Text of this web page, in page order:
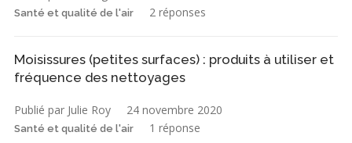
Santé et qualité de l'air 2 réponses
Moisissures (petites surfaces) : produits à utiliser et
fréquence des nettoyages
Publié par Julie Roy 24 novembre 2020
Santé et qualité de l'air 1 réponse